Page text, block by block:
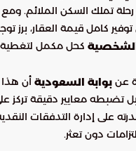
تملك السكن الملائم. ومع
كامل قيمة العقار، برز
كحل مكمل لتغطية
عن بوابة السعودية أن هذا
تضبطه معايير دقيقة تركز
على إدارة التدفقات
دون تعثر.